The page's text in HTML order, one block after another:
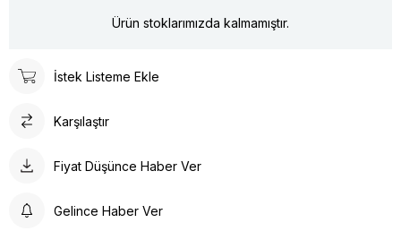
Ürün stoklarımızda kalmamıştır.
İstek Listeme Ekle
Karşılaştır
Fiyat Düşünce Haber Ver
Gelince Haber Ver